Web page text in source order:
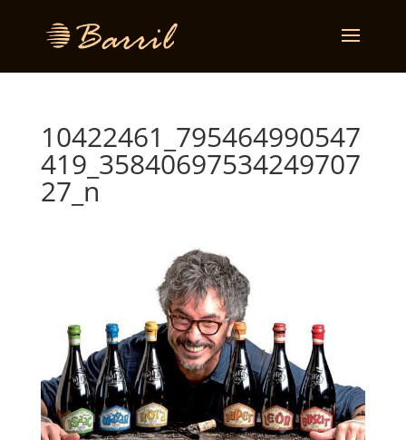
10422461_795464990547
419_35840697534249707
27_n